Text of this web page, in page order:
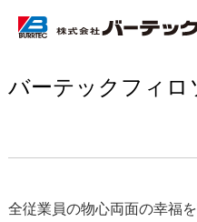
バーテックフィロ
全従業員の物心両面の幸福